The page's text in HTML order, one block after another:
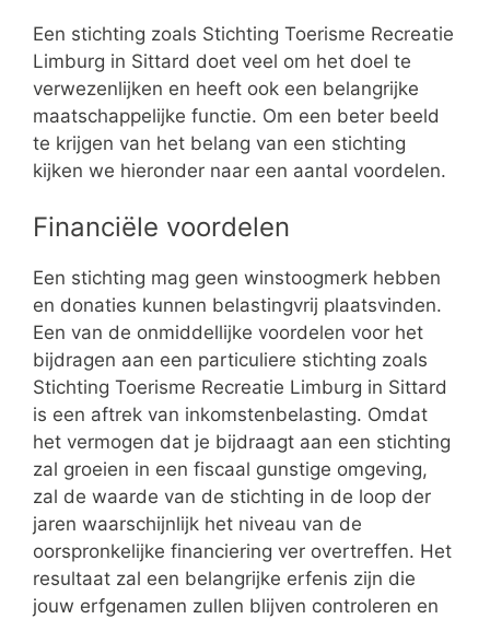
Een stichting zoals Stichting Toerisme Recreatie
Limburg in Sittard doet veel om het doel te
verwezenlijken en heeft ook een belangrijke
maatschappelijke functie. Om een beter beeld
te krijgen van het belang van een stichting
kijken we hieronder naar een aantal voordelen.
Financiële voordelen
Een stichting mag geen winstoogmerk hebben
en donaties kunnen belastingvrij plaatsvinden.
Een van de onmiddellijke voordelen voor het
bijdragen aan een particuliere stichting zoals
Stichting Toerisme Recreatie Limburg in Sittard
is een aftrek van inkomstenbelasting. Omdat
het vermogen dat je bijdraagt aan een stichting
zal groeien in een fiscaal gunstige omgeving,
zal de waarde van de stichting in de loop der
jaren waarschijnlijk het niveau van de
oorspronkelijke financiering ver overtreffen. Het
resultaat zal een belangrijke erfenis zijn die
jouw erfgenamen zullen blijven controleren en